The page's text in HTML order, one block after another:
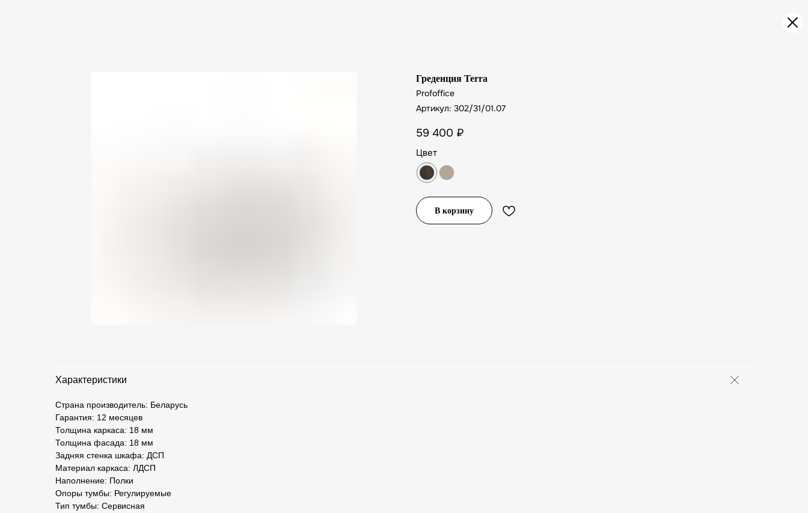
Греденция Terra
Profoffice
Артикул: 302/31/01.07
59 400 ₽
Цвет
В корзину
Характеристики
Страна производитель: Беларусь
Гарантия: 12 месяцев
Толщина каркаса: 18 мм
Толщина фасада: 18 мм
Задняя стенка шкафа: ДСП
Материал каркаса: ЛДСП
Наполнение: Полки
Опоры тумбы: Регулируемые
Тип тумбы: Сервисная